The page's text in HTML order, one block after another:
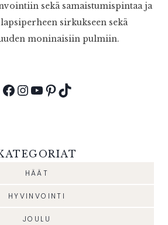
sekä samaistumispintaa ja
sirkukseen sekä
moninaisiin pulmiin.
Facebook
Instagram
YouTube
Pinterest
TikTok
HÄÄT
HYVINVOINTI
JOULU